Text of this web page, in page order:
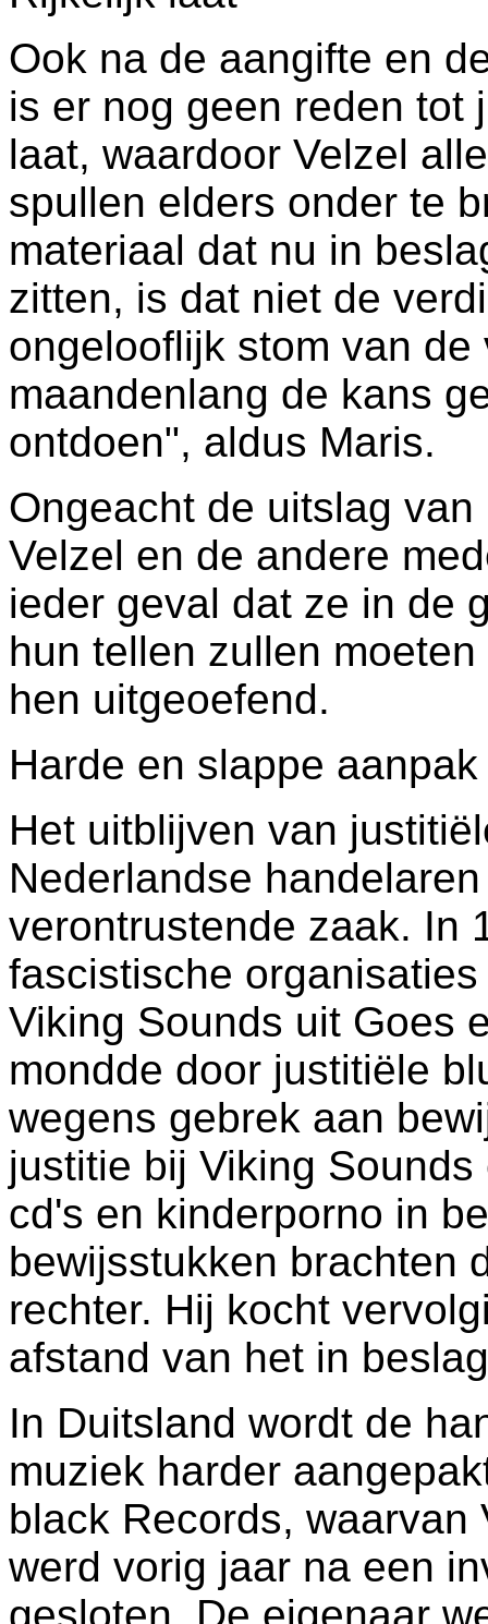
Ook na de aangifte en
is er nog geen reden tot
laat, waardoor Velzel
spullen elders onder te
materiaal dat nu in
zitten, is dat niet de
ongelooflijk stom van
maandenlang de kans
ontdoen", aldus Maris.
Ongeacht de uitslag
Velzel en de andere
ieder geval dat ze in de
hun tellen zullen
hen uitgeoefend.
Harde en slappe aanpak
Het uitblijven van
Nederlandse
verontrustende zaak. In
fascistische
Viking Sounds uit Goes
mondde door justitiële
wegens gebrek aan
justitie bij Viking
cd's en kinderporno in
bewijsstukken brachten
rechter. Hij kocht
afstand van het in
In Duitsland wordt de
muziek harder
black Records,
werd vorig jaar na een